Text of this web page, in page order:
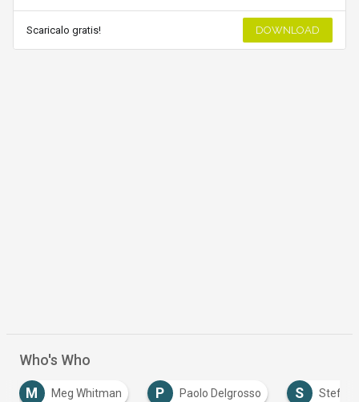
Scaricalo gratis! DOWNLOAD
Who's Who
P Paolo Delgrosso S Stefano Venturi